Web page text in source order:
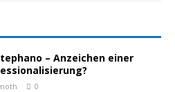
– Anzeichen einer
0